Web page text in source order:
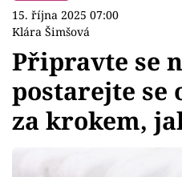
Témata
Bydlení
15. října 2025 07:00
Klára Šimšová
Připravte se
postarejte se
za krokem,